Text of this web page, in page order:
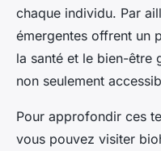
chaque individu. Par
émergentes offrent un
la santé et le bien-être
non seulement
Pour approfondir ces
vous pouvez visiter